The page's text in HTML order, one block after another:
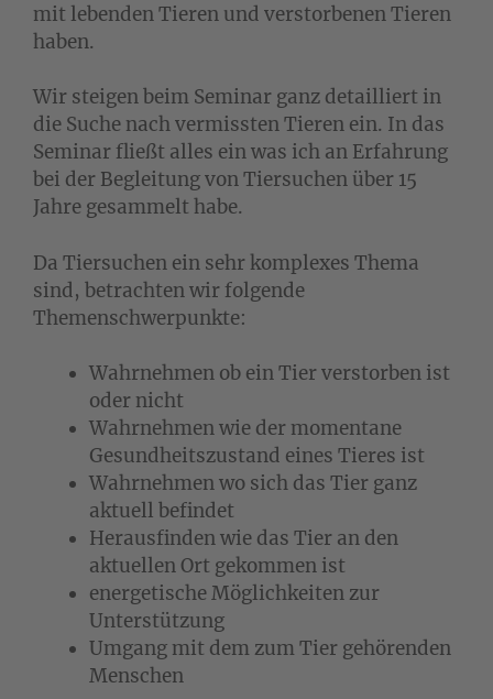
mit lebenden Tieren und verstorbenen Tieren
haben.
Wir steigen beim Seminar ganz detailliert in
die Suche nach vermissten Tieren ein. In das
Seminar fließt alles ein was ich an Erfahrung
bei der Begleitung von Tiersuchen über 15
Jahre gesammelt habe.
Da Tiersuchen ein sehr komplexes Thema
sind, betrachten wir folgende
Themenschwerpunkte:
Wahrnehmen ob ein Tier verstorben ist
oder nicht
Wahrnehmen wie der momentane
Gesundheitszustand eines Tieres ist
Wahrnehmen wo sich das Tier ganz
aktuell befindet
Herausfinden wie das Tier an den
aktuellen Ort gekommen ist
energetische Möglichkeiten zur
Unterstützung
Umgang mit dem zum Tier gehörenden
Menschen